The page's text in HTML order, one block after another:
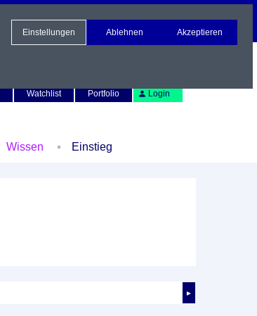
Watchlist Portfolio Login
Wissen Einstieg
►
Einstellungen Ablehnen Akzeptieren